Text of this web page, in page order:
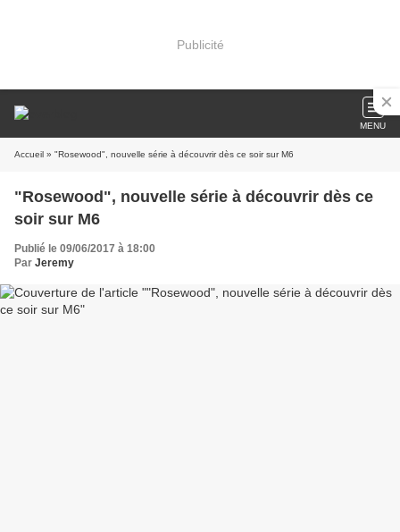
Publicité
MENU
Accueil » "Rosewood", nouvelle série à découvrir dès ce soir sur M6
"Rosewood", nouvelle série à découvrir dès ce
soir sur M6
Publié le 09/06/2017 à 18:00
Par Jeremy